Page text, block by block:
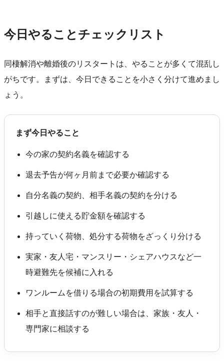
今日やることチェックリスト
同棲解消や離婚後のリスタートは、やることが多くて混乱し
がちです。まずは、今日できることを小さく分けて進めまし
ょう。
まず今日やること
今の家の契約名義を確認する
退去予告が何ヶ月前まで必要か確認する
自分名義の契約、相手名義の契約を分ける
引越しに使える貯金額を確認する
持っていく荷物、処分する荷物をざっくり分ける
実家・友人宅・マンスリー・シェアハウスなど一
時避難先を候補に入れる
ワンルームを借りる場合の初期費用を試算する
相手と直接話すのが難しい場合は、家族・友人・
専門家に相談する